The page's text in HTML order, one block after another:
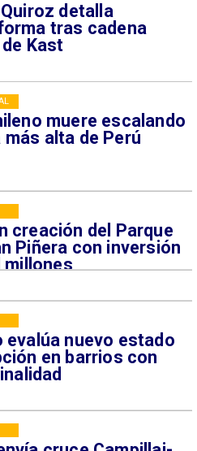
detalla
tras cadena
Kast
muere escalando
alta de Perú
creación del Parque
Piñera con inversión
millones
evalúa nuevo estado
en barrios con